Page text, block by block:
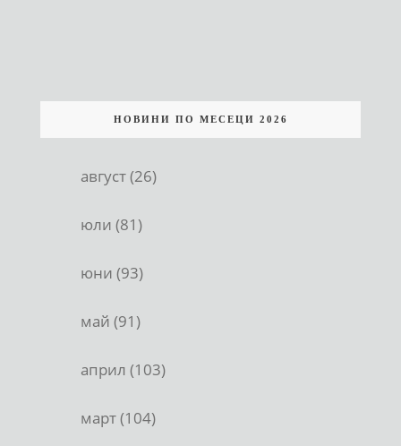
НОВИНИ ПО МЕСЕЦИ 2026
август (26)
юли (81)
юни (93)
май (91)
април (103)
март (104)